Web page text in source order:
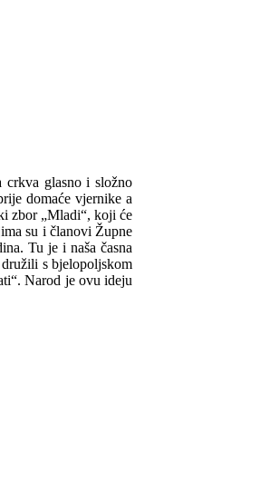
crkva glasno i složno
domaće vjernike a
zbor „Mladi“, koji će
su i članovi Župne
Tu je i naša časna
s bjelopoljskom
Narod je ovu ideju